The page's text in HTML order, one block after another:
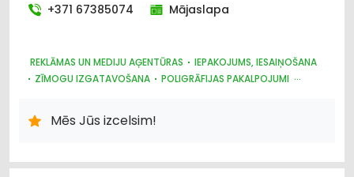
+371 67385074 Mājaslapa
REKLĀMAS UN MEDIJU AĢENTŪRAS
IEPAKOJUMS, IESAIŅOŠANA
ZĪMOGU IZGATAVOŠANA
POLIGRĀFIJAS PAKALPOJUMI
Mēs Jūs izcelsim!